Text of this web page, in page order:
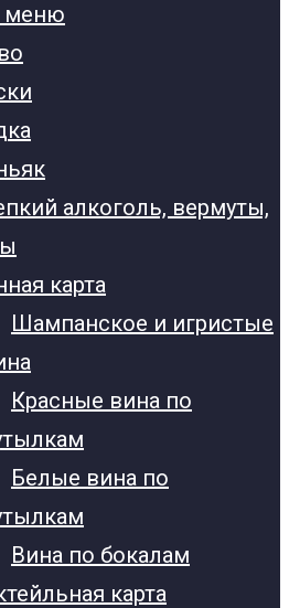
меню
алкоголь, вермуты,
карта
Шампанское и игристые
Красные вина по
Белые вина по
Вина по бокалам
карта